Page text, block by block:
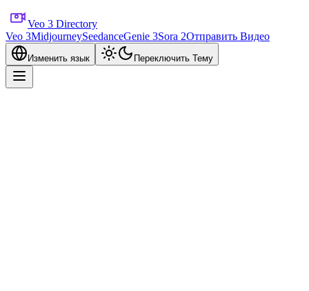
Veo 3 Directory
Veo 3MidjourneySeedanceGenie 3Sora 2Отправить Видео
Изменить язык Переключить Тему